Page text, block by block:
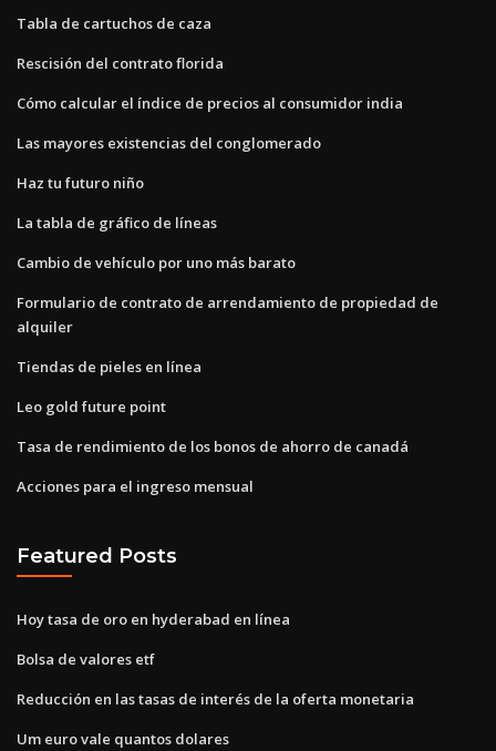
Tabla de cartuchos de caza
Rescisión del contrato florida
Cómo calcular el índice de precios al consumidor india
Las mayores existencias del conglomerado
Haz tu futuro niño
La tabla de gráfico de líneas
Cambio de vehículo por uno más barato
Formulario de contrato de arrendamiento de propiedad de
alquiler
Tiendas de pieles en línea
Leo gold future point
Tasa de rendimiento de los bonos de ahorro de canadá
Acciones para el ingreso mensual
Featured Posts
Hoy tasa de oro en hyderabad en línea
Bolsa de valores etf
Reducción en las tasas de interés de la oferta monetaria
Um euro vale quantos dolares